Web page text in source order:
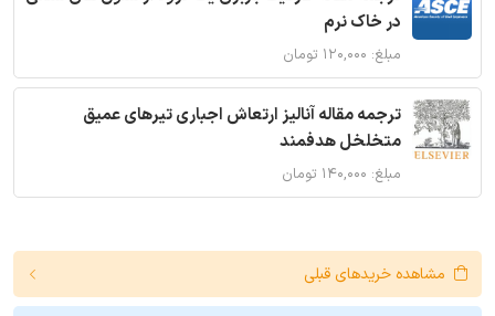
در خاک نرم
مبلغ: ۱۲۰,۰۰۰ تومان
ترجمه مقاله آنالیز ارتعاش اجباری تیرهای عمیق
متخلخل هدفمند
مبلغ: ۱۴۰,۰۰۰ تومان
مشاهده خریدهای قبلی